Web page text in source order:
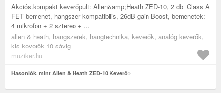
Akciós.kompakt keverőpult: Allen&amp;Heath ZED-10, 2 db. Class A
FET bemenet, hangszer kompatibilis, 26dB gain Boost, bemenetek:
4 mikrofon + 2 sztereo + ...
allen & heath, hangszerek, hangtechnika, keverők, analóg keverők,
kis keverők 10 sávig
muziker.hu
Hasonlók, mint Allen & Heath ZED-10 Keverő